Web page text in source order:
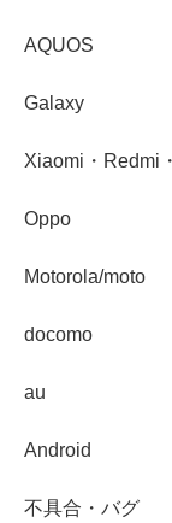
AQUOS
Galaxy
Xiaomi・Redmi
Oppo
Motorola/moto
docomo
au
Android
不具合・バグ